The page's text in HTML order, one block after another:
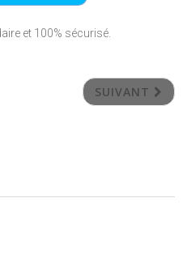
et 100% sécurisé.
SUIVANT